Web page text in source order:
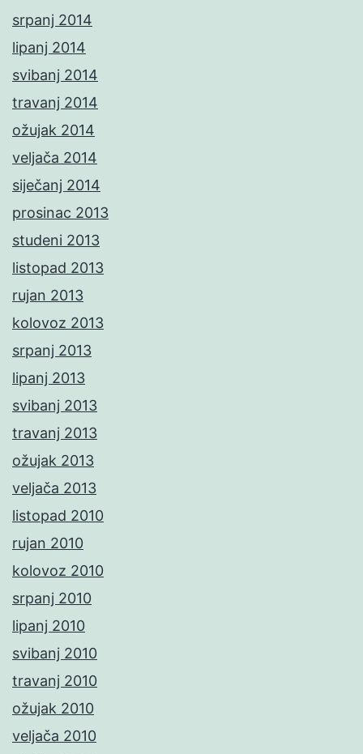
srpanj 2014
lipanj 2014
svibanj 2014
travanj 2014
ožujak 2014
veljača 2014
siječanj 2014
prosinac 2013
studeni 2013
listopad 2013
rujan 2013
kolovoz 2013
srpanj 2013
lipanj 2013
svibanj 2013
travanj 2013
ožujak 2013
veljača 2013
listopad 2010
rujan 2010
kolovoz 2010
srpanj 2010
lipanj 2010
svibanj 2010
travanj 2010
ožujak 2010
veljača 2010